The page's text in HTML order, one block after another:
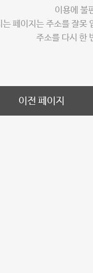
이용에 불
는 페이지는 주소를 잘못
주소를 다시 한
이전 페이지